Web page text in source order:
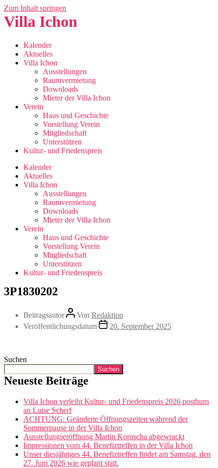
Zum Inhalt springen
Villa Ichon
Kalender
Aktuelles
Villa Ichon
Ausstellungen
Raumvermietung
Downloads
Mieter der Villa Ichon
Verein
Haus und Geschichte
Vorstellung Verein
Mitgliedschaft
Unterstützen
Kultur- und Friedenspreis
Kalender
Aktuelles
Villa Ichon
Ausstellungen
Raumvermietung
Downloads
Mieter der Villa Ichon
Verein
Haus und Geschichte
Vorstellung Verein
Mitgliedschaft
Unterstützen
Kultur- und Friedenspreis
3P1830202
Beitragsautor Von Redaktion
Veröffentlichungsdatum
20. September 2025
Suchen
Suchen
Neueste Beiträge
Villa Ichon verleiht Kultur- und Friedenspreis 2026 posthum
an Luise Scherf
ACHTUNG: Geänderte Öffnungszeiten während der
Sommerpause in der Villa Ichon
Ausstellungseröffnung Martin Koroscha abgewrackt
Impressionen vom 44. Benefiztreffen in der Villa Ichon
Unser diesjähriges 44. Benefiztreffen findet am Samstag, den
27. Juni 2026 wie geplant statt.